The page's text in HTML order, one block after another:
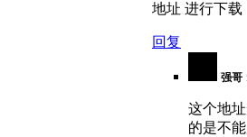
地址 进行下载
回复
强哥
这个地
的是不